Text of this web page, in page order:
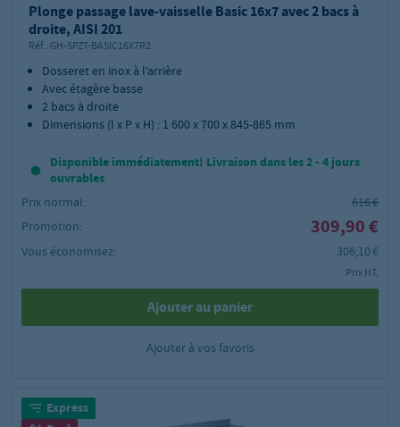
Plonge passage lave-vaisselle Basic 16x7 avec 2 bacs à
droite, AISI 201
Réf.: GH-SPZT-BASIC16X7R2
Dosseret en inox à l’arrière
Avec étagère basse
2 bacs à droite
Dimensions (l x P x H) : 1 600 x 700 x 845-865 mm
Disponible immédiatement! Livraison dans les 2 - 4 jours
ouvrables
Prix normal:
616 €
Promotion:
309,90 €
Vous économisez: 306,10 €
Prix HT,
Ajouter au panier
Ajouter à vos favoris
Express